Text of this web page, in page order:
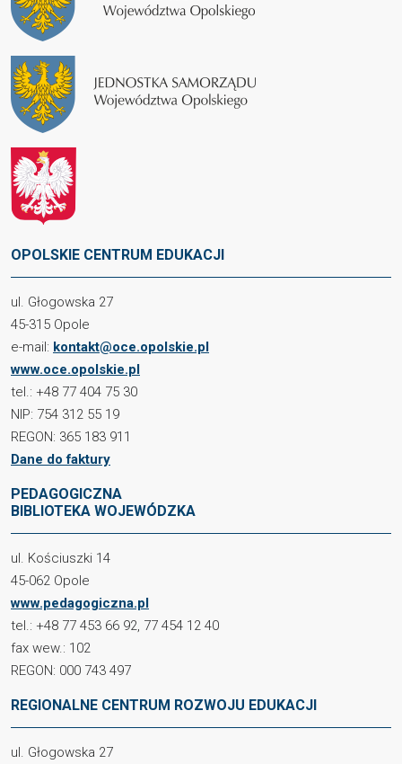
OPOLSKIE CENTRUM EDUKACJI
ul. Głogowska 27
45-315 Opole
e-mail: kontakt@oce.opolskie.pl
www.oce.opolskie.pl
tel.: +48 77 404 75 30
NIP: 754 312 55 19
REGON: 365 183 911
Dane do faktury
PEDAGOGICZNA
BIBLIOTEKA WOJEWÓDZKA
ul. Kościuszki 14
45-062 Opole
www.pedagogiczna.pl
tel.: +48 77 453 66 92, 77 454 12 40
fax wew.: 102
REGON: 000 743 497
REGIONALNE CENTRUM ROZWOJU EDUKACJI
ul. Głogowska 27